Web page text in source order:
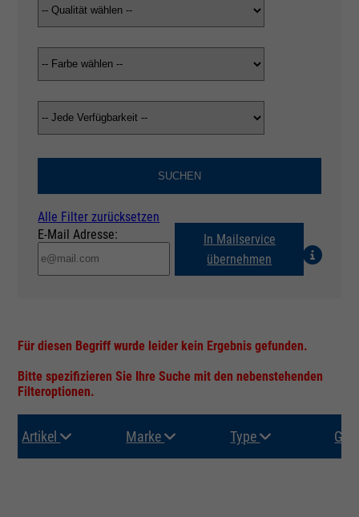
SUCHEN
Alle Filter zurücksetzen
E-Mail Adresse:
In Mailservice
übernehmen
Für diesen Begriff wurde leider kein Ergebnis gefunden.
Bitte spezifizieren Sie Ihre Suche mit den nebenstehenden
Filteroptionen.
Artikel Marke Type